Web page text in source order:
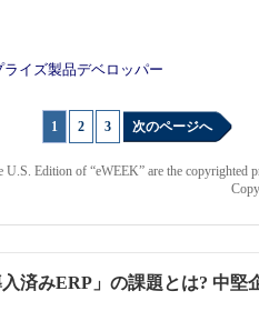
イズ製品デベロッパー
1 2 3 次のページへ
Edition of “eWEEK” are the copyrighted